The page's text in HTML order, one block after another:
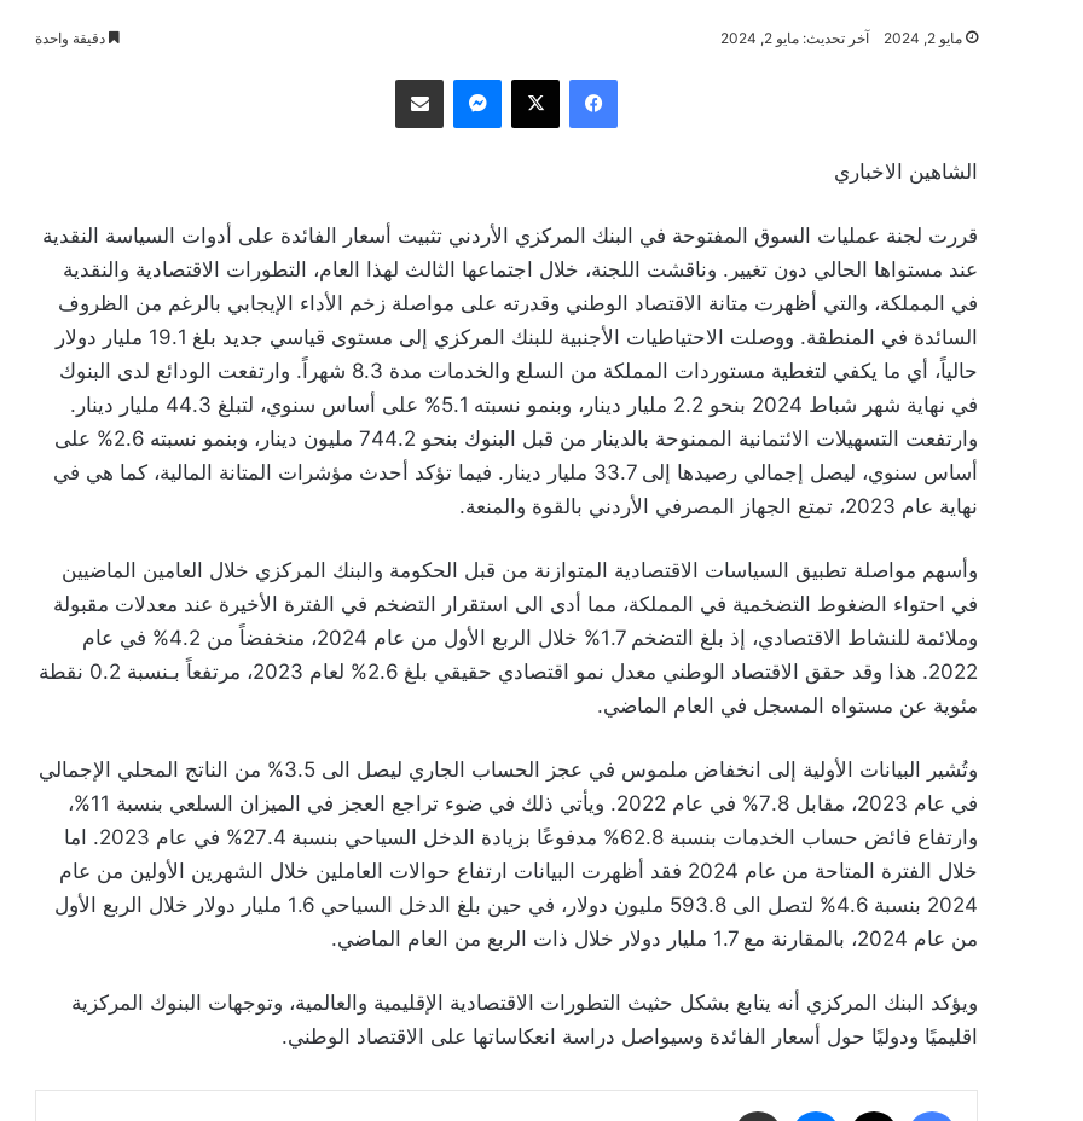
مايو 2, 2024 آخر تحديث: مايو 2, 2024 دقيقة واحدة
فيسبوك ‫X ماسنجر مشاركة عبر البريد
الشاهين الاخباري
قررت لجنة عمليات السوق المفتوحة في البنك المركزي الأردني تثبيت أسعار الفائدة على أدوات السياسة النقدية
عند مستواها الحالي دون تغيير. وناقشت اللجنة، خلال اجتماعها الثالث لهذا العام، التطورات الاقتصادية والنقدية
في المملكة، والتي أظهرت متانة الاقتصاد الوطني وقدرته على مواصلة زخم الأداء الإيجابي بالرغم من الظروف
السائدة في المنطقة. ووصلت الاحتياطيات الأجنبية للبنك المركزي إلى مستوى قياسي جديد بلغ 19.1 مليار دولار
حالياً، أي ما يكفي لتغطية مستوردات المملكة من السلع والخدمات مدة 8.3 شهراً. وارتفعت الودائع لدى البنوك
في نهاية شهر شباط 2024 بنحو 2.2 مليار دينار، وبنمو نسبته 5.1% على أساس سنوي، لتبلغ 44.3 مليار دينار.
وارتفعت التسهيلات الائتمانية الممنوحة بالدينار من قبل البنوك بنحو 744.2 مليون دينار، وبنمو نسبته 2.6% على
أساس سنوي، ليصل إجمالي رصيدها إلى 33.7 مليار دينار. فيما تؤكد أحدث مؤشرات المتانة المالية، كما هي في
نهاية عام 2023، تمتع الجهاز المصرفي الأردني بالقوة والمنعة.
وأسهم مواصلة تطبيق السياسات الاقتصادية المتوازنة من قبل الحكومة والبنك المركزي خلال العامين الماضيين
في احتواء الضغوط التضخمية في المملكة، مما أدى الى استقرار التضخم في الفترة الأخيرة عند معدلات مقبولة
وملائمة للنشاط الاقتصادي، إذ بلغ التضخم 1.7% خلال الربع الأول من عام 2024، منخفضاً من 4.2% في عام
2022. هذا وقد حقق الاقتصاد الوطني معدل نمو اقتصادي حقيقي بلغ 2.6% لعام 2023، مرتفعاً بـنسبة 0.2 نقطة
مئوية عن مستواه المسجل في العام الماضي.
وتُشير البيانات الأولية إلى انخفاض ملموس في عجز الحساب الجاري ليصل الى 3.5% من الناتج المحلي الإجمالي
في عام 2023، مقابل 7.8% في عام 2022. ويأتي ذلك في ضوء تراجع العجز في الميزان السلعي بنسبة 11%،
وارتفاع فائض حساب الخدمات بنسبة 62.8% مدفوعًا بزيادة الدخل السياحي بنسبة 27.4% في عام 2023. اما
خلال الفترة المتاحة من عام 2024 فقد أظهرت البيانات ارتفاع حوالات العاملين خلال الشهرين الأولين من عام
2024 بنسبة 4.6% لتصل الى 593.8 مليون دولار، في حين بلغ الدخل السياحي 1.6 مليار دولار خلال الربع الأول
من عام 2024، بالمقارنة مع 1.7 مليار دولار خلال ذات الربع من العام الماضي.
ويؤكد البنك المركزي أنه يتابع بشكل حثيث التطورات الاقتصادية الإقليمية والعالمية، وتوجهات البنوك المركزية
اقليميًا ودوليًا حول أسعار الفائدة وسيواصل دراسة انعكاساتها على الاقتصاد الوطني.
فيسبوك ماسنجر